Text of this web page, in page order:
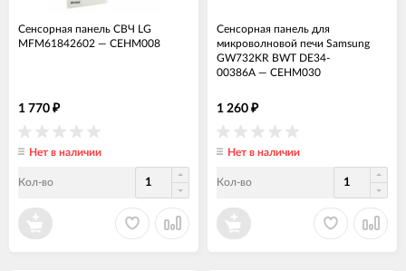
Сенсорная панель СВЧ LG
MFM61842602 — СЕНМ008
1 770 ₽
Нет в наличии
Кол-во
Сенсорная панель для
микроволновой печи Samsung
GW732KR BWT DE34-
00386A — СЕНМ030
1 260 ₽
Нет в наличии
Кол-во